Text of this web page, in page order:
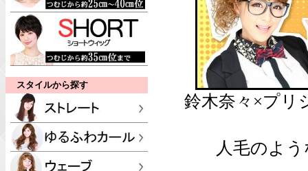
スタイルから探す
鈴木奈々×プリ
人毛のよ